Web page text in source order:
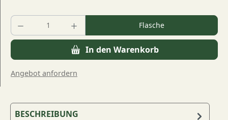
Produkt Anzahl: Gib den gewünschten
Flasche
In den Warenkorb
Angebot anfordern
BESCHREIBUNG